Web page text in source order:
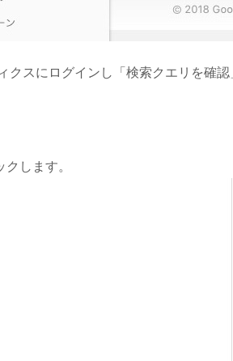
クスにログインし「検索クエリを確
クします。